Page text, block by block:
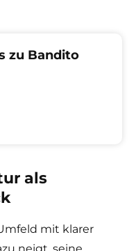
zu Bandito
als
mit klarer
neigt, seine